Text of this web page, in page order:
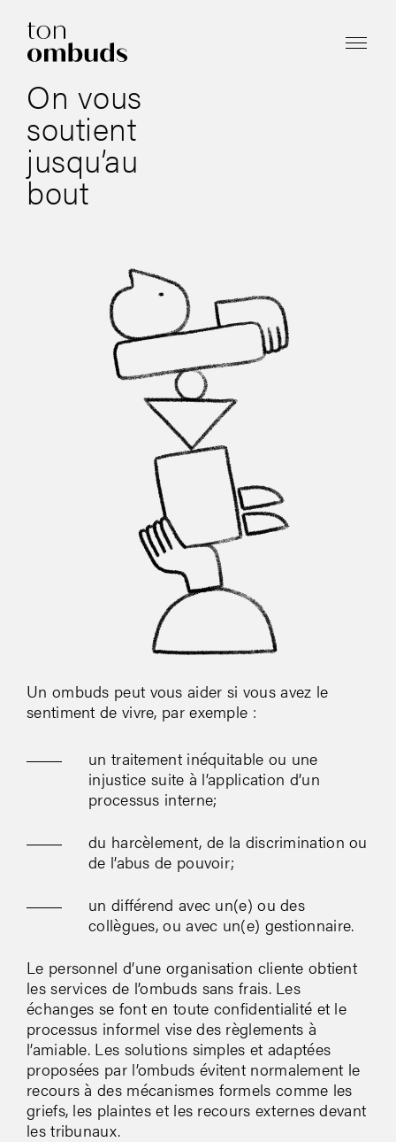
On vous
soutient
jusqu’au
bout
Un ombuds peut vous aider si vous avez le
sentiment de vivre, par exemple :
un traitement inéquitable ou une
injustice suite à l’application d’un
processus interne;
du harcèlement, de la discrimination ou
de l’abus de pouvoir;
un différend avec un(e) ou des
collègues, ou avec un(e) gestionnaire.
Le personnel d’une organisation cliente obtient
les services de l’ombuds sans frais. Les
échanges se font en toute confidentialité et le
processus informel vise des règlements à
l’amiable. Les solutions simples et adaptées
proposées par l’ombuds évitent normalement le
recours à des mécanismes formels comme les
griefs, les plaintes et les recours externes devant
les tribunaux.